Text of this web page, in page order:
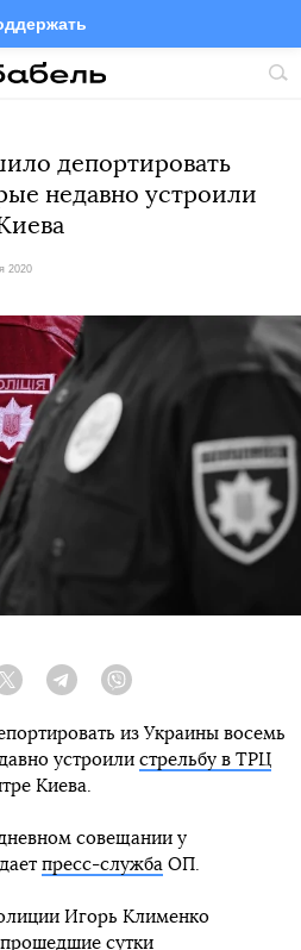
TelegramTwitter
депортировать
недавно устроили
2020
Twitter Telegram
из Украины восемь
устроили стрельбу в ТРЦ
Киева.
совещании у
пресс-служба ОП.
Игорь Клименко
прошедшие сутки